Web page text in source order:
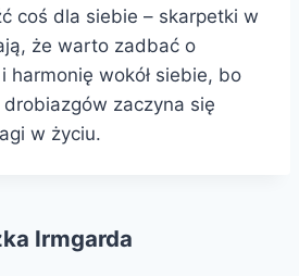
coś dla siebie – skarpetki w
że warto zadbać o
harmonię wokół siebie, bo
zaczyna się
w życiu.
Irmgarda